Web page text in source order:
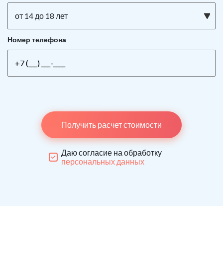
от 14 до 18 лет
Номер телефона
Получить расчет стоимости
Даю согласие на обработку
персональных данных